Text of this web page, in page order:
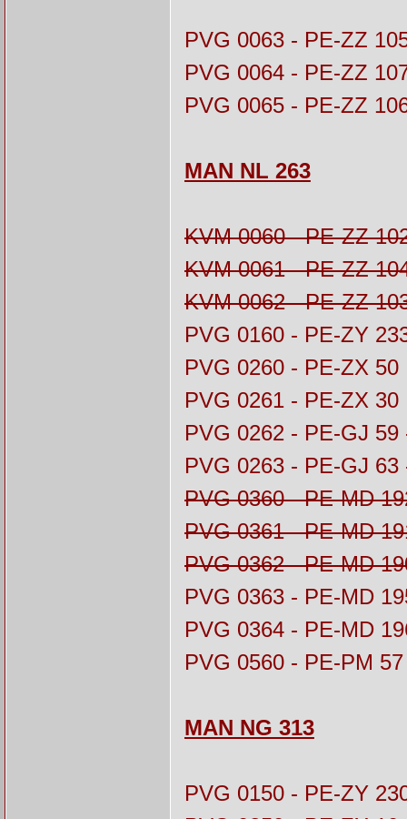
PVG 0063 - PE-ZZ
PVG 0064 - PE-ZZ
PVG 0065 - PE-ZZ
MAN NL 263
KVM 0060 - PE-ZZ
KVM 0061 - PE-ZZ
KVM 0062 - PE-ZZ
PVG 0160 - PE-ZY
PVG 0260 - PE-ZX 50
PVG 0261 - PE-ZX 30
PVG 0262 - PE-GJ
PVG 0263 - PE-GJ
PVG 0360 - PE-MD
PVG 0361 - PE-MD
PVG 0362 - PE-MD
PVG 0363 - PE-MD
PVG 0364 - PE-MD
PVG 0560 - PE-PM 57
MAN NG 313
PVG 0150 - PE-ZY